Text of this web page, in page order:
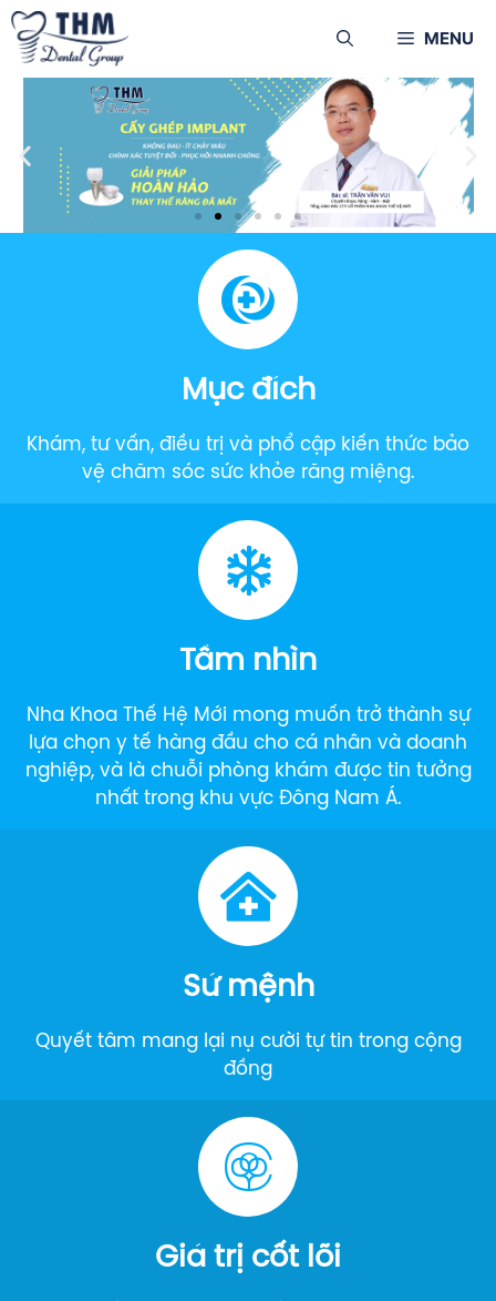
MENU
Mục đích
Khám, tư vấn, điều trị và phổ cập kiến thức bảo
vệ chăm sóc sức khỏe răng miệng.
Tầm nhìn
Nha Khoa Thế Hệ Mới mong muốn trở thành sự
lựa chọn y tế hàng đầu cho cá nhân và doanh
nghiệp, và là chuỗi phòng khám được tin tưởng
nhất trong khu vực Đông Nam Á.
Sứ mệnh
Quyết tâm mang lại nụ cười tự tin trong cộng
đồng
Giá trị cốt lõi